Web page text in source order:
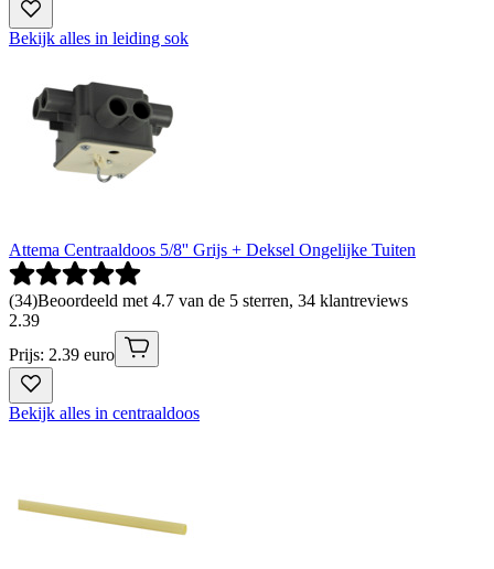
Bekijk alles in leiding sok
Attema Centraaldoos 5/8'' Grijs + Deksel Ongelijke Tuiten
(34)Beoordeeld met 4.7 van de 5 sterren, 34 klantreviews
2.39
Prijs: 2.39 euro
Bekijk alles in centraaldoos